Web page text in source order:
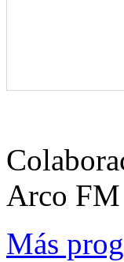
Arco FM
Más